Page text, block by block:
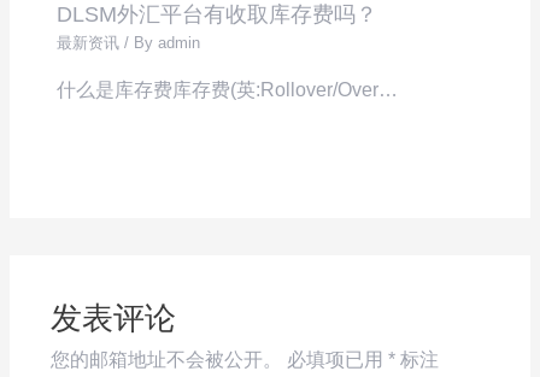
DLSM外汇平台有收取库存费吗？
最新资讯 / Byadmin
什么是库存费库存费(英:Rollover/Over…
发表评论
您的邮箱地址不会被公开。 必填项已用 *标注